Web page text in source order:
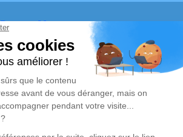
Macrez
Devaux